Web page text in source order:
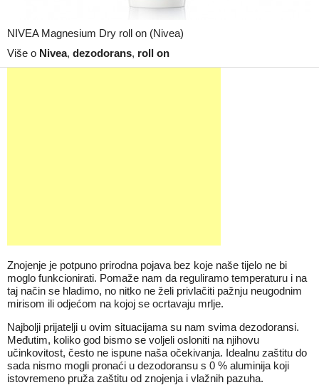
NIVEA Magnesium Dry roll on (Nivea)
Više o Nivea, dezodorans, roll on
Znojenje je potpuno prirodna pojava bez koje naše tijelo ne bi
moglo funkcionirati. Pomaže nam da reguliramo temperaturu i na
taj način se hladimo, no nitko ne želi privlačiti pažnju neugodnim
mirisom ili odjećom na kojoj se ocrtavaju mrlje.
Najbolji prijatelji u ovim situacijama su nam svima dezodoransi.
Međutim, koliko god bismo se voljeli osloniti na njihovu
učinkovitost, često ne ispune naša očekivanja. Idealnu zaštitu do
sada nismo mogli pronaći u dezodoransu s 0 % aluminija koji
istovremeno pruža zaštitu od znojenja i vlažnih pazuha.